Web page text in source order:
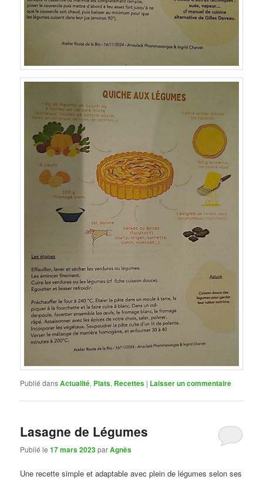
Publié dansActualité, Plats, Recettes | Laisser un commentaire
Lasagne de Légumes
Publié le17 mars 2023parAgnès
Une recette simple et adaptable avec plein de légumes selon ses